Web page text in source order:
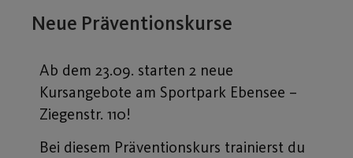
Neue Präventionskurse
Ab dem 23.09. starten 2 neue
Kursangebote am Sportpark Ebensee –
Ziegenstr. 110!
Bei diesem Präventionskurs trainierst du